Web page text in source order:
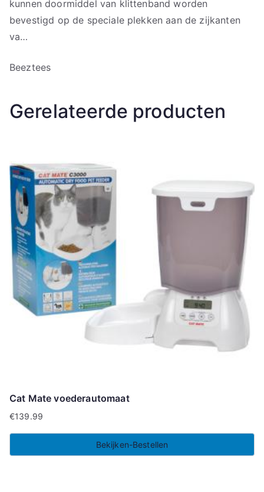
kunnen doormiddel van klittenband worden
bevestigd op de speciale plekken aan de zijkanten
va…
Beeztees
Gerelateerde producten
Cat Mate voederautomaat
€139.99
Bekijken-Bestellen